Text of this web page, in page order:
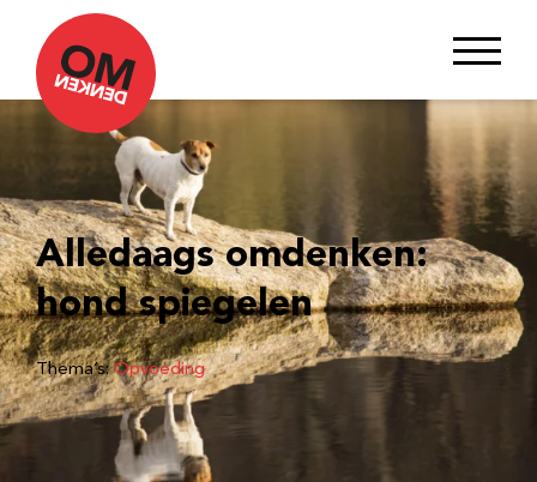
Alledaags omdenken:
hond spiegelen
Thema’s:Opvoeding